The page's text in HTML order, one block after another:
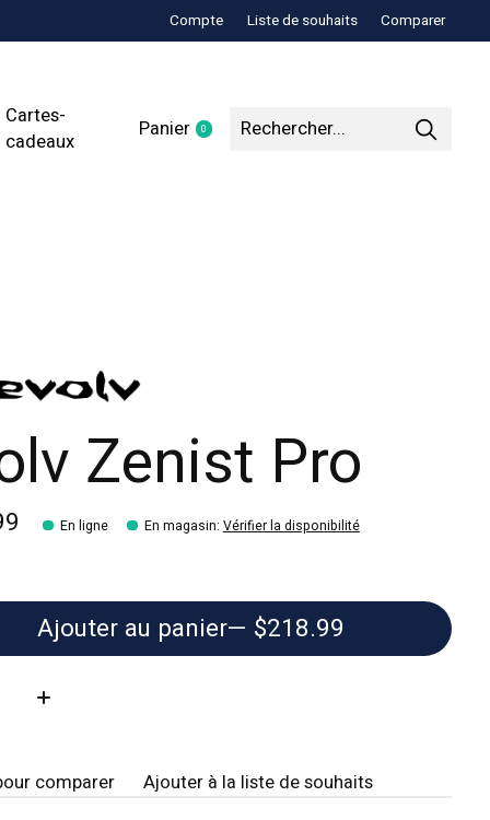
Compte Liste de souhaits Comparer
Cartes-
cadeaux
Panier 0items
Zenist Pro
En ligne En magasin: Vérifier la disponibilité
Ajouter au panier
— $218.99
comparer Ajouter à la liste de souhaits